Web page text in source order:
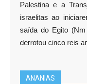
Palestina e a
israelitas ao
saída do Egito
derrotou cinco reis
ANANIAS